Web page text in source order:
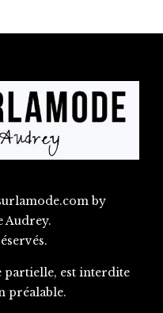
by
Audrey.
est interdite
préalable.